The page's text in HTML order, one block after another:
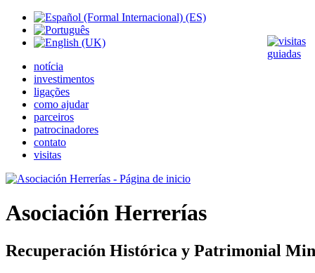
notícia
investimentos
ligações
como ajudar
parceiros
patrocinadores
contato
visitas
Asociación Herrerías
Recuperación Histórica y Patrimonial